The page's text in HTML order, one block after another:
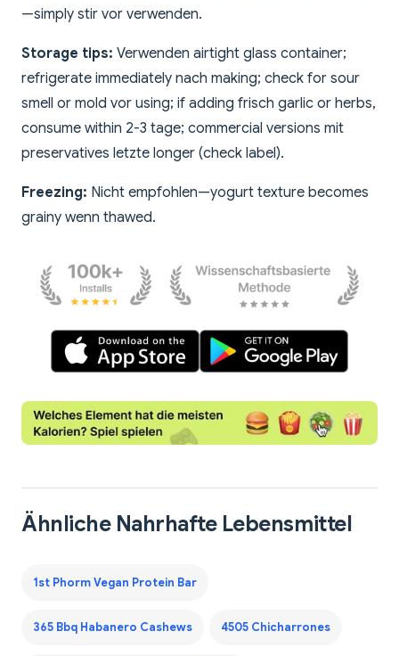
—simply stir vor verwenden.
Storage tips: Verwenden airtight glass container;
refrigerate immediately nach making; check for sour
smell or mold vor using; if adding frisch garlic or herbs,
consume within 2-3 tage; commercial versions mit
preservatives letzte longer (check label).
Freezing: Nicht empfohlen—yogurt texture becomes
grainy wenn thawed.
Ähnliche Nahrhafte Lebensmittel
1st Phorm Vegan Protein Bar
365 Bbq Habanero Cashews 4505 Chicharrones